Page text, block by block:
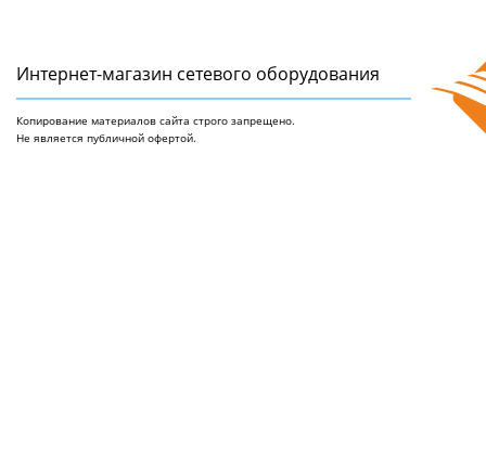
Интернет-магазин сетeвого оборудования
Копирование материалов сайта строго запрещено.
Не является публичной офертой.